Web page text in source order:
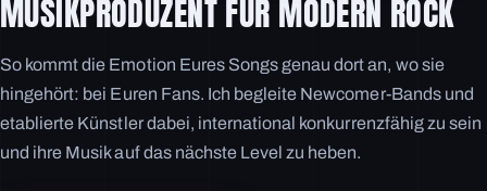
MUSIKPRODUZENT FÜR MODERN ROCK
So kommt die Emotion Eures Songs genau dort an, wo sie
hingehört: bei Euren Fans. Ich begleite Newcomer-Bands und
etablierte Künstler dabei, international konkurrenzfähig zu sein
und ihre Musik auf das nächste Level zu heben.